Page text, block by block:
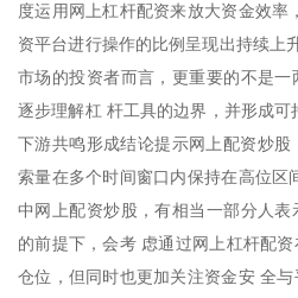
度运用网上杠杆配资来放大资金效
资平台进行操作的比例呈现出持续上
市场的投资者而言，更重要的不是
逐步理解杠 杆工具的边界，并形成可
下游共鸣形成结论提示网上配资炒股
索量在多个时间窗口内保持在高位区
中网上配资炒股，有相当一部分人
的前提下，会考 虑通过网上杠杆配
仓位，但同时也更加关注资金安 全